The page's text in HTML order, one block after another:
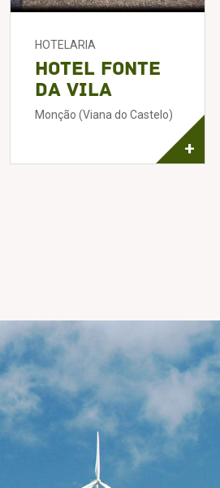
HOTELARIA
Hotel Fonte
da Vila
Monção (Viana do Castelo)
+